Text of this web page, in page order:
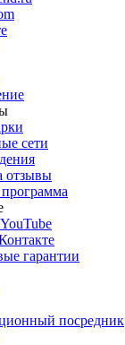
сети
отзывы
гарантии
посредник